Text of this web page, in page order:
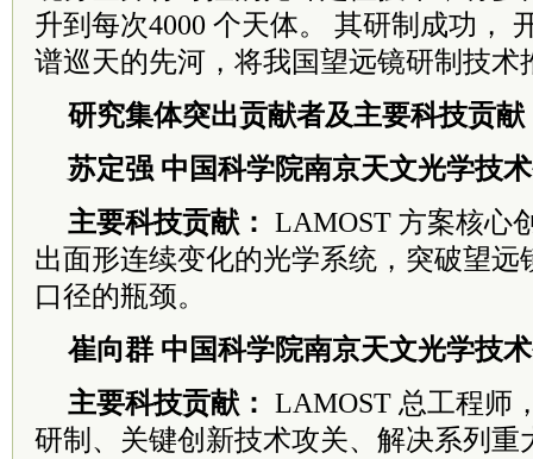
升到每次4000 个天体。 其研制成功，
谱巡天的先河，将我国望远镜研制技术
研究集体突出贡献者及主要科技贡献
苏定强 中国科学院南京天文光学技
主要科技贡献： LAMOST 方案核心
出面形连续变化的光学系统，突破望远
口径的瓶颈。
崔向群 中国科学院南京天文光学技
主要科技贡献： LAMOST 总工程师
研制、关键创新技术攻关、解决系列重